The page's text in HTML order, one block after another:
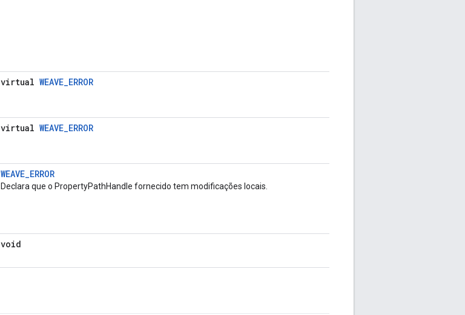
virtual WEAVE_ERROR
virtual WEAVE_ERROR
WEAVE_ERROR
Declara que o PropertyPathHandle fornecido tem modificações locais.
void